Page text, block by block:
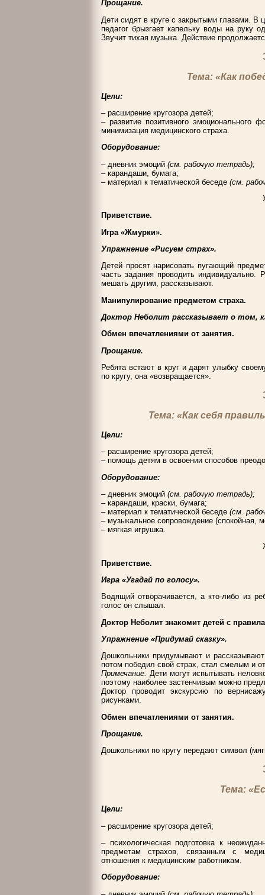
Прощание.
Дети сидят в круге с закрытыми глазами. В
педагог брызгает капельку воды на руку
Звучит тихая музыка. Действие
Тема: «Как
Цели:
– расширение кругозора детей;
– развитие позитивного эмоционального
минимизация медицинского страха.
Оборудование:
– дневник эмоций (см. рабочую тетрадь);
– карандаши, бумага;
– материал к тематической беседе (см.
Приветствие.
Игра «Жмурки».
Упражнение «Рисуем страх».
Детей просят нарисовать пугающий
часть задания проводить
мешать другим, рассказывают.
Манипулирование предметом страха.
Доктор Неболит рассказывает о том,
Обмен впечатлениями от занятия.
Прощание.
Ребята встают в круг и дарят улыбку
по кругу, она «возвращается».
Тема: «Как себя
Цели:
– расширение кругозора детей;
– помощь детям в освоении способов
Оборудование:
– дневник эмоций (см. рабочую тетрадь);
– карандаши, краски, бумага;
– материал к тематической беседе (см.
– музыкальное сопровождение (спокойная,
– мягкая игрушка.
Приветствие.
Игра «Угадай по голосу».
Водящий отворачивается, а кто-либо из
голос он слышал.
Доктор Неболит знакомит детей с
Упражнение «Придумай сказку».
Дошкольники придумывают и
потом победил свой страх, стал смелым и
Примечание. Дети могут испытывать
поэтому наиболее застенчивым можно
Доктор проводит экскурсию по
рисунками.
Обмен впечатлениями от занятия.
Прощание.
Дошкольники по кругу передают символ
Тема:
Цели:
– расширение кругозора детей;
– психологическая подготовка к
предметам страхов, связанным с
отношения к медицинским работникам.
Оборудование: